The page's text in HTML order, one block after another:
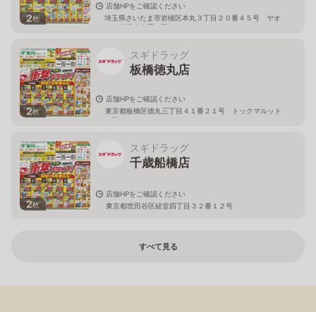
2枚
店舗HPをご確認ください
埼玉県さいたま市岩槻区本丸３丁目２０番４５号 ヤオ
コー岩槻本丸店２階
2枚
スギドラッグ
板橋徳丸店
店舗HPをご確認ください
東京都板橋区徳丸三丁目４１番２１号 トックマルット
１階
2枚
スギドラッグ
千歳船橋店
店舗HPをご確認ください
東京都世田谷区経堂四丁目３２番１２号
すべて見る